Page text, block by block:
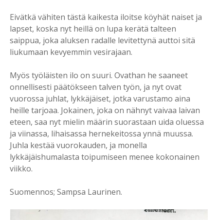
Eivätkä vähiten tästä kaikesta iloitse köyhät naiset ja
lapset, koska nyt heillä on lupa kerätä talteen
saippua, joka aluksen radalle levitettynä auttoi sitä
liukumaan kevyemmin vesirajaan.
Myös työläisten ilo on suuri. Ovathan he saaneet
onnellisesti päätökseen talven työn, ja nyt ovat
vuorossa juhlat, lykkäjäiset, jotka varustamo aina
heille tarjoaa. Jokainen, joka on nähnyt vaivaa laivan
eteen, saa nyt mielin määrin suorastaan uida oluessa
ja viinassa, lihaisassa hernekeitossa ynnä muussa.
Juhla kestää vuorokauden, ja monella
lykkäjäishumalasta toipumiseen menee kokonainen
viikko.
Suomennos; Sampsa Laurinen.